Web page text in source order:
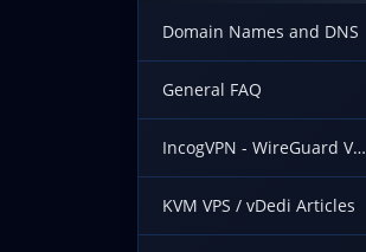
Domain Names and DNS
General FAQ
IncogVPN - WireGuard VPN Guides
KVM VPS / vDedi Articles